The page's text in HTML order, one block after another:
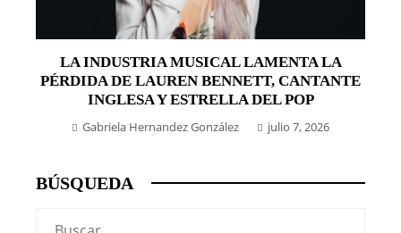
LA INDUSTRIA MUSICAL LAMENTA LA
PÉRDIDA DE LAUREN BENNETT, CANTANTE
INGLESA Y ESTRELLA DEL POP
Gabriela Hernandez González julio 7, 2026
BÚSQUEDA